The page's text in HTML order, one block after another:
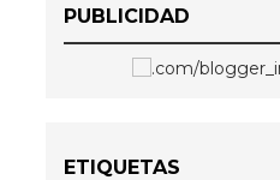
PUBLICIDAD
ETIQUETAS